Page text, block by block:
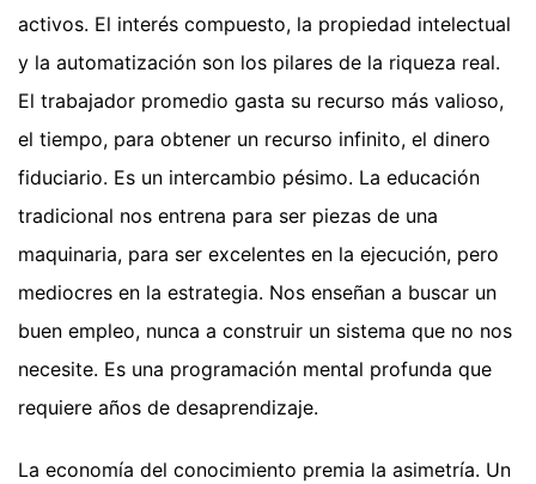
activos. El interés compuesto, la propiedad intelectual
y la automatización son los pilares de la riqueza real.
El trabajador promedio gasta su recurso más valioso,
el tiempo, para obtener un recurso infinito, el dinero
fiduciario. Es un intercambio pésimo. La educación
tradicional nos entrena para ser piezas de una
maquinaria, para ser excelentes en la ejecución, pero
mediocres en la estrategia. Nos enseñan a buscar un
buen empleo, nunca a construir un sistema que no nos
necesite. Es una programación mental profunda que
requiere años de desaprendizaje.
La economía del conocimiento premia la asimetría. Un